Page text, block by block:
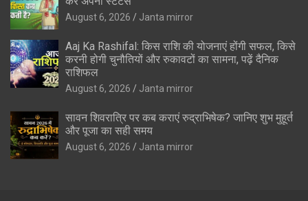
August 6, 2026 Janta mirror
Aaj Ka Rashifal: किस राशि की योजनाएं होंगी सफल, किसे
करनी होगी चुनौतियों और रुकावटों का सामना, पढ़ें दैनिक
राशिफल
August 6, 2026 Janta mirror
सावन शिवरात्रि पर कब कराएं रुद्राभिषेक? जानिए शुभ मुहूर्त
और पूजा का सही समय
August 6, 2026 Janta mirror